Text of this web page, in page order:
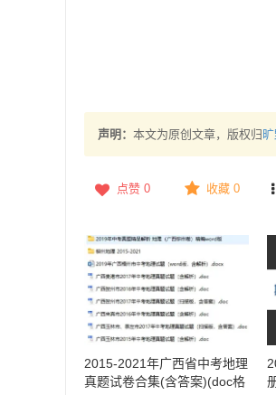
声明： 本文为原创文章，版权归
点赞 0 收藏 0
2015-2021年广西省中考地理
真题试卷合集(含答案)(doc格